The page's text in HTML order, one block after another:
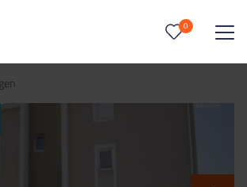
0
Merkliste
Merkliste